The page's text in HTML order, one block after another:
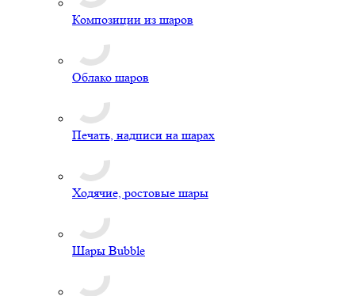
Композиции из шаров
Облако шаров
Печать, надписи на шарах
Ходячие, ростовые шары
Шары Bubble